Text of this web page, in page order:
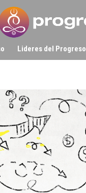
Lideres del Progreso